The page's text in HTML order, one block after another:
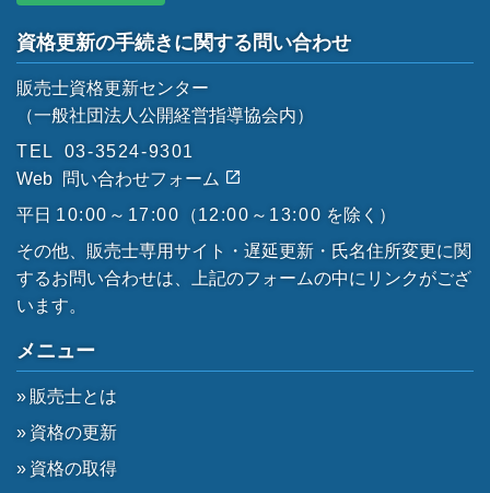
資格更新の手続きに関する問い合わせ
販売士資格更新センター
（一般社団法人公開経営指導協会内）
TEL
03-3524-9301
Web
問い合わせフォーム
平日 10:00～17:00 （12:00～13:00 を除く）
その他、販売士専用サイト・遅延更新・氏名住所変更に関
するお問い合わせは、上記のフォームの中にリンクがござ
います。
メニュー
販売士とは
資格の更新
資格の取得